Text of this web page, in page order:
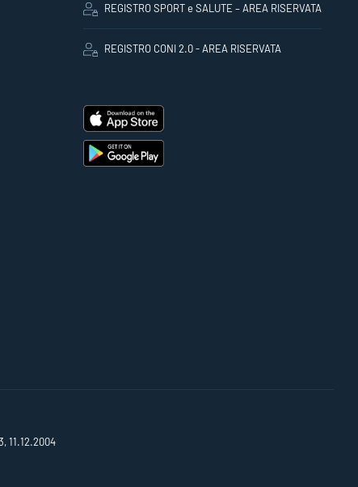
REGISTRO SPORT e SALUTE – AREA RISERVATA
REGISTRO CONI 2.0 - AREA RISERVATA
11.12.2004